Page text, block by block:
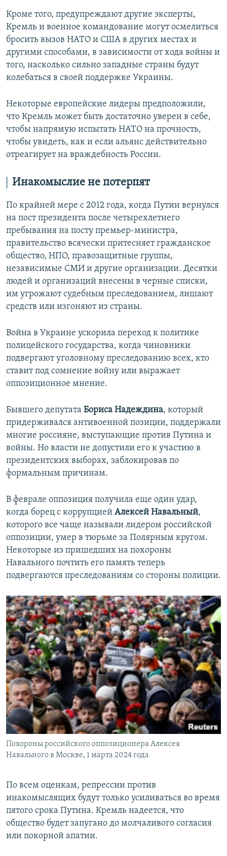
Кроме того, предупреждают другие эксперты,
Кремль и военное командование могут осмелиться
бросить вызов НАТО и США в других местах и
другими способами, в зависимости от хода войны и
того, насколько сильно западные страны будут
колебаться в своей поддержке Украины.
Некоторые европейские лидеры предположили,
что Кремль может быть достаточно уверен в себе,
чтобы напрямую испытать НАТО на прочность,
чтобы увидеть, как и если альянс действительно
отреагирует на враждебность России.
Инакомыслие не потерпят
По крайней мере с 2012 года, когда Путин вернулся
на пост президента после четырехлетнего
пребывания на посту премьер-министра,
правительство всячески притесняет гражданское
общество, НПО, правозащитные группы,
независимые СМИ и другие организации. Десятки
людей и организаций внесены в черные списки,
им угрожают судебным преследованием, лишают
средств или изгоняют из страны.
Война в Украине ускорила переход к политике
полицейского государства, когда чиновники
подвергают уголовному преследованию всех, кто
ставит под сомнение войну или выражает
оппозиционное мнение.
Бывшего депутата Бориса Надеждина, который
придерживался антивоенной позиции, поддержали
многие россияне, выступающие против Путина и
войны. Но власти не допустили его к участию в
президентских выборах, заблокировав по
формальным причинам.
В феврале оппозиция получила еще один удар,
когда борец с коррупцией Алексей Навальный,
которого все чаще называли лидером российской
оппозиции, умер в тюрьме за Полярным кругом.
Некоторые из пришедших на похороны
Навального почтить его память теперь
подвергаются преследованиям со стороны полиции.
Похороны российского оппозиционера Алексея
Навального в Москве, 1 марта 2024 года
По всем оценкам, репрессии против
инакомыслящих будут только усиливаться во время
пятого срока Путина. Кремль надеется, что
общество будет запугано до молчаливого согласия
или покорной апатии.